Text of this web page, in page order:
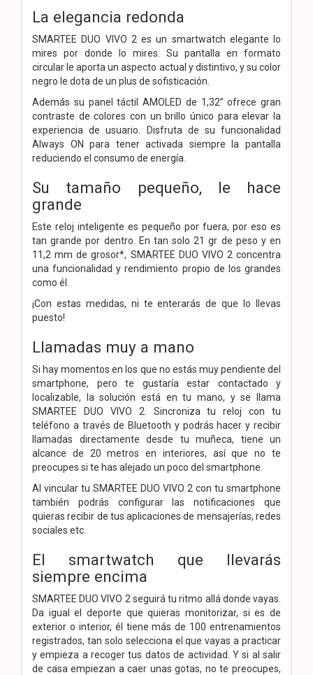
La elegancia redonda
SMARTEE DUO VIVO 2 es un smartwatch elegante lo
mires por donde lo mires. Su pantalla en formato
circular le aporta un aspecto actual y distintivo, y su color
negro le dota de un plus de sofisticación.
Además su panel táctil AMOLED de 1,32” ofrece gran
contraste de colores con un brillo único para elevar la
experiencia de usuario. Disfruta de su funcionalidad
Always ON para tener activada siempre la pantalla
reduciendo el consumo de energía.
Su tamaño pequeño, le hace
grande
Este reloj inteligente es pequeño por fuera, por eso es
tan grande por dentro. En tan solo 21 gr de peso y en
11,2 mm de grosor*, SMARTEE DUO VIVO 2 concentra
una funcionalidad y rendimiento propio de los grandes
como él.
¡Con estas medidas, ni te enterarás de que lo llevas
puesto!
Llamadas muy a mano
Si hay momentos en los que no estás muy pendiente del
smartphone, pero te gustaría estar contactado y
localizable, la solución está en tu mano, y se llama
SMARTEE DUO VIVO 2. Sincroniza tu reloj con tu
teléfono a través de Bluetooth y podrás hacer y recibir
llamadas directamente desde tu muñeca, tiene un
alcance de 20 metros en interiores, así que no te
preocupes si te has alejado un poco del smartphone.
Al vincular tu SMARTEE DUO VIVO 2 con tu smartphone
también podrás configurar las notificaciones que
quieras recibir de tus aplicaciones de mensajerías, redes
sociales etc.
El smartwatch que llevarás
siempre encima
SMARTEE DUO VIVO 2 seguirá tu ritmo allá donde vayas.
Da igual el deporte que quieras monitorizar, si es de
exterior o interior, él tiene más de 100 entrenamientos
registrados, tan solo selecciona el que vayas a practicar
y empieza a recoger tus datos de actividad. Y si al salir
de casa empiezan a caer unas gotas, no te preocupes,